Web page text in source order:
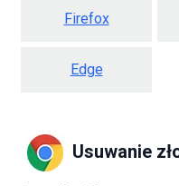
Firefox
Edge
Usuwanie